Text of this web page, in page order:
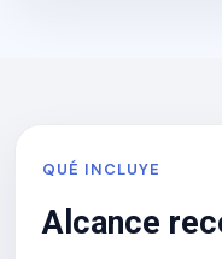
QUÉ INCLUYE
Alcance